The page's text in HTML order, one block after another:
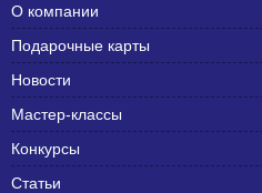
О компании
Подарочные карты
Новости
Мастер-классы
Конкурсы
Статьи